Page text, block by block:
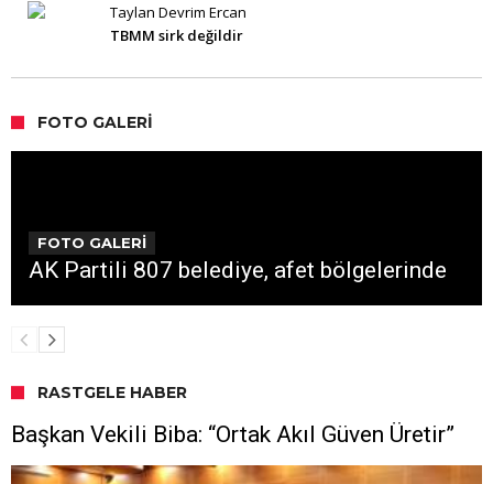
Taylan Devrim Ercan
TBMM sirk değildir
FOTO GALERI
FOTO GALERİ
AK Partili 807 belediye, afet bölgelerinde
RASTGELE HABER
Başkan Vekili Biba: “Ortak Akıl Güven Üretir”